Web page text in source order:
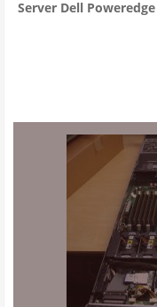
Server Dell Poweredge